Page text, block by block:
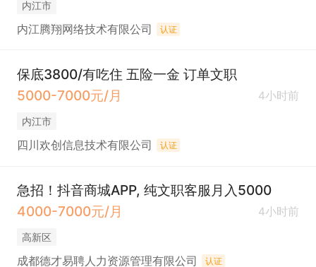
内江市
内江腾翔网络技术有限公司 认证
保底3800/有吃住 五险一金 订单文职
5000-7000元/月
4小时前
内江市
四川欢创信息技术有限公司 认证
急招！抖音商城APP, 纯文职客服月入5000
4000-7000元/月
4小时前
高新区
成都德才易聘人力资源管理有限公司 认证